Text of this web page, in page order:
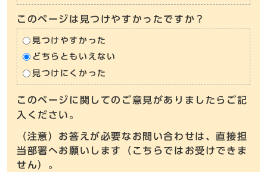
このページは見つけやすかったですか？
見つけやすかった
どちらともいえない
見つけにくかった
このページに関してのご意見がありましたらご記
入ください。
（注意）お答えが必要なお問い合わせは、直接担
当部署へお願いします（こちらではお受けできま
せん）。